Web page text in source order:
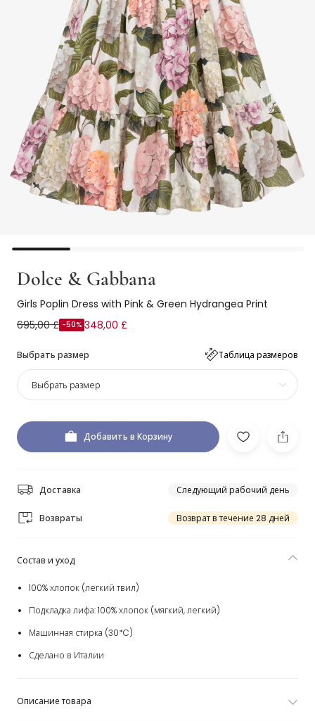
Dolce & Gabbana
Girls Poplin Dress with Pink & Green Hydrangea Print
695,00 £ -50% 348,00 £
Выбрать размер Таблица размеров
Выбрать размер
Добавить в Корзину
Доставка Следующий рабочий день
Возвраты Возврат в течение 28 дней
Состав и уход
100% хлопок (легкий твил)
Подкладка лифа: 100% хлопок (мягкий, легкий)
Машинная стирка (30*C)
Сделано в Италии
Описание товара